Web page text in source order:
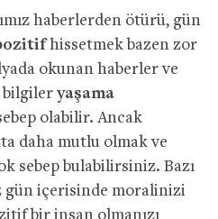
haberlerden ötürü, gün
hissetmek bazen zor
okunan haberler ve
bilgiler yaşama
olabilir. Ancak
daha mutlu olmak ve
sebep bulabilirsiniz. Bazı
gün içerisinde moralinizi